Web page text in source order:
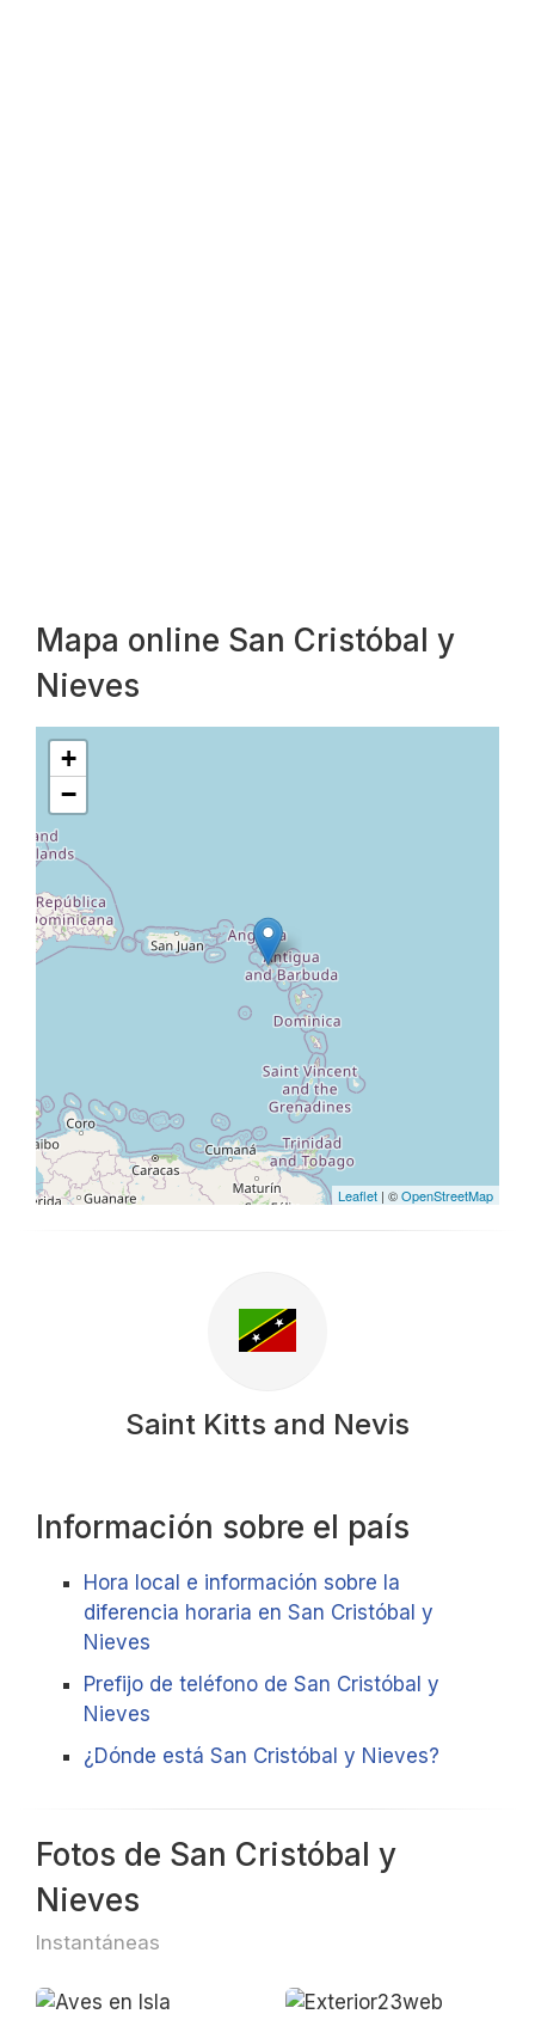
Mapa online San Cristóbal y
Nieves
+
−
Leaflet | ©OpenStreetMap
Saint Kitts and Nevis
Información sobre el país
Hora local e información sobre la
diferencia horaria en San Cristóbal y
Nieves
Prefijo de teléfono de San Cristóbal y
Nieves
¿Dónde está San Cristóbal y Nieves?
Fotos de San Cristóbal y
Nieves
Instantáneas